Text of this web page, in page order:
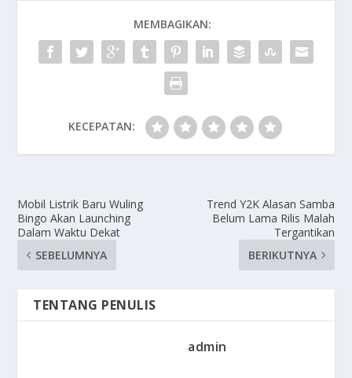
MEMBAGIKAN:
KECEPATAN:
Mobil Listrik Baru Wuling
Bingo Akan Launching
Dalam Waktu Dekat
SEBELUMNYA
Trend Y2K Alasan Samba
Belum Lama Rilis Malah
Tergantikan
BERIKUTNYA
TENTANG PENULIS
admin